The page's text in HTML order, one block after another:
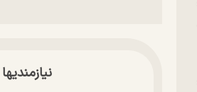
نیازمندیها